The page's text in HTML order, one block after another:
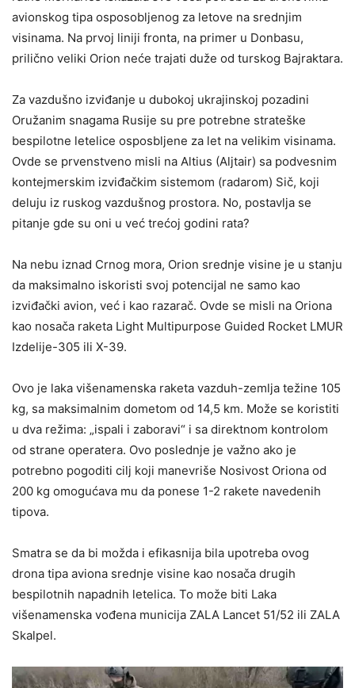
avionskog tipa osposobljenog za letove na srednjim
visinama. Na prvoj liniji fronta, na primer u Donbasu,
prilično veliki Orion neće trajati duže od turskog Bajraktara.
Za vazdušno izviđanje u dubokoj ukrajinskoj pozadini
Oružanim snagama Rusije su pre potrebne strateške
bespilotne letelice osposbljene za let na velikim visinama.
Ovde se prvenstveno misli na Altius (Aljtair) sa podvesnim
kontejmerskim izviđačkim sistemom (radarom) Sič, koji
deluju iz ruskog vazdušnog prostora. No, postavlja se
pitanje gde su oni u već trećoj godini rata?
Na nebu iznad Crnog mora, Orion srednje visine je u stanju
da maksimalno iskoristi svoj potencijal ne samo kao
izviđački avion, već i kao razarač. Ovde se misli na Oriona
kao nosača raketa Light Multipurpose Guided Rocket LMUR
Izdelije-305 ili X-39.
Ovo je laka višenamenska raketa vazduh-zemlja težine 105
kg, sa maksimalnim dometom od 14,5 km. Može se koristiti
u dva režima: „ispali i zaboravi“ i sa direktnom kontrolom
od strane operatera. Ovo poslednje je važno ako je
potrebno pogoditi cilj koji manevriše Nosivost Oriona od
200 kg omogućava mu da ponese 1-2 rakete navedenih
tipova.
Smatra se da bi možda i efikasnija bila upotreba ovog
drona tipa aviona srednje visine kao nosača drugih
bespilotnih napadnih letelica. To može biti Laka
višenamenska vođena municija ZALA Lancet 51/52 ili ZALA
Skalpel.